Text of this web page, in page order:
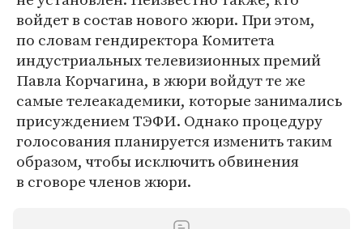
войдет в состав нового жюри. При этом,
по словам гендиректора Комитета
индустриальных телевизионных премий
Павла Корчагина, в жюри войдут те же
самые телеакадемики, которые занимались
присуждением ТЭФИ. Однако процедуру
голосования планируется изменить таким
образом, чтобы исключить обвинения
в сговоре членов жюри.